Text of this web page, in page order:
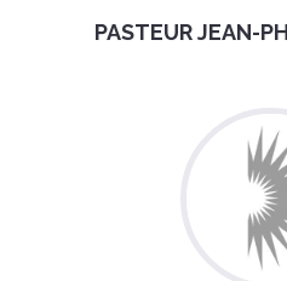
PASTEUR JEAN-